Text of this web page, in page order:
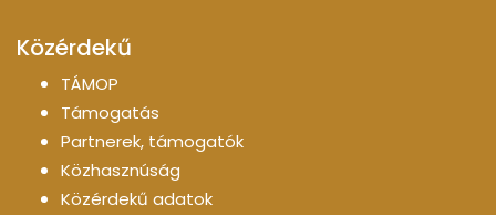
Közérdekű
TÁMOP
Támogatás
Partnerek, támogatók
Közhasznúság
Közérdekű adatok